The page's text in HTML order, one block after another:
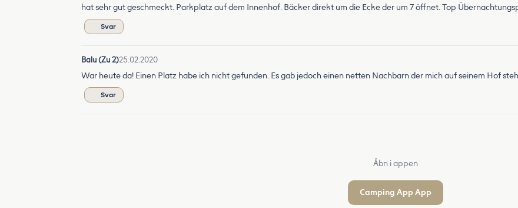
hat sehr gut geschmeckt. Parkplatz auf dem Innenhof. Bäcker direkt um die Ecke der um 7 öffnet. Top
Svar
Balu (Zu 2)25.02.2020
War heute da! Einen Platz habe ich nicht gefunden. Es gab jedoch einen netten Nachbarn der mich auf seinem Hof
Svar
Åbn i appen
Camping App App